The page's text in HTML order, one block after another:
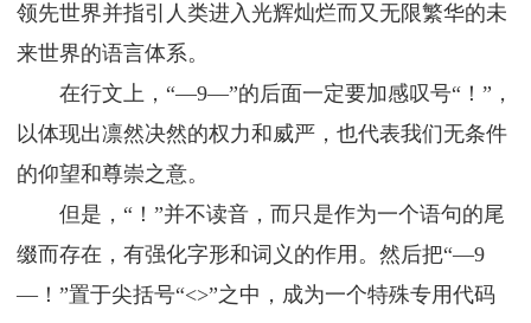
领先世界并指引人类进入光辉灿烂而又无限繁华的未
来世界的语言体系。
在行文上，“—9—”的后面一定要加感叹号“！”，
以体现出凛然决然的权力和威严，也代表我们无条件
的仰望和尊崇之意。
但是，“！”并不读音，而只是作为一个语句的尾
缀而存在，有强化字形和词义的作用。然后把“—9
—！”置于尖括号“<>”之中，成为一个特殊专用代码